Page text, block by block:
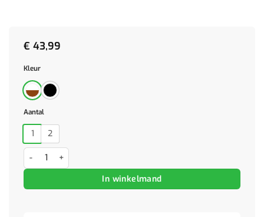
€ 43,99
Kleur
Aantal
1 2
Nachtkastje 38x28x45 cm paulowniahout zwart aantal
In winkelmand